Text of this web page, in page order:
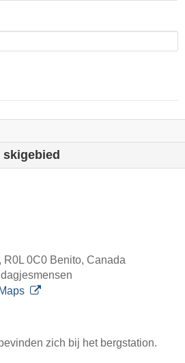
0C0 Benito, Canada
zich bij het bergstation.